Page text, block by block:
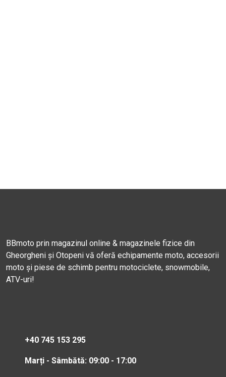
BBmoto prin magazinul online & magazinele fizice din
Gheorgheni și Otopeni vă oferă echipamente moto, accesorii
moto și piese de schimb pentru motociclete, snowmobile,
ATV-uri!
+40 745 153 295
Marți - Sâmbătă: 09:00 - 17:00